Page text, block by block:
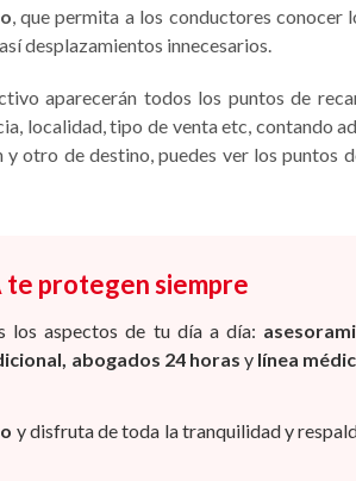
, que permita a los conductores conocer
desplazamientos innecesarios.
aparecerán todos los puntos de
localidad, tipo de venta etc, contando
otro de destino, puedes ver los puntos
protegen siempre
los aspectos de tu día a día:
abogados 24 horas y línea
y disfruta de toda la tranquilidad y